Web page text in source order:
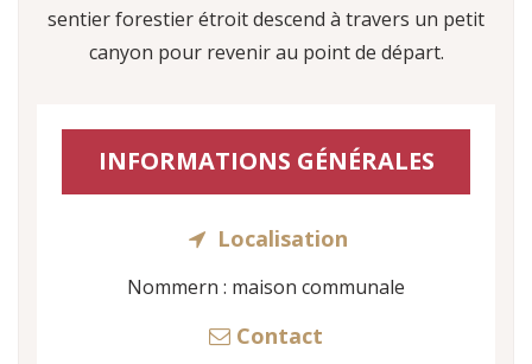
sentier forestier étroit descend à travers un petit
canyon pour revenir au point de départ.
INFORMATIONS GÉNÉRALES
Localisation
Nommern : maison communale
Contact